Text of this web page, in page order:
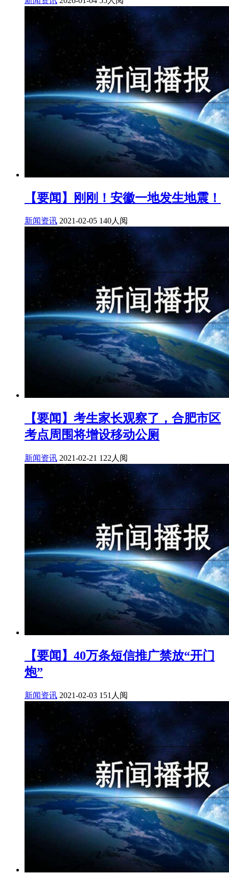
【要闻】刚刚！安徽一地发生地震！
新闻资讯 2021-02-05 140人阅
【要闻】考生家长观察了，合肥市区
考点周围将增设移动公厕
新闻资讯 2021-02-21 122人阅
【要闻】40万条短信推广禁放“开门
炮”
新闻资讯 2021-02-03 151人阅